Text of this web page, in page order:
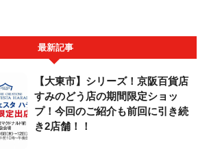
最新記事
【大東市】シリーズ！京阪百貨店
すみのどう店の期間限定ショッ
プ！今回のご紹介も前回に引き続
き2店舗！！